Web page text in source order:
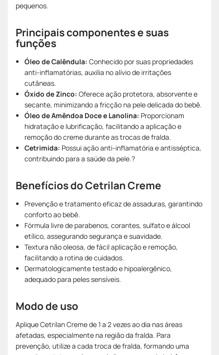
pequenos.
Principais componentes e suas
funções
Óleo de Calêndula: Conhecido por suas propriedades
anti-inflamatórias, auxilia no alívio de irritações
cutâneas.
Óxido de Zinco: Oferece ação protetora, absorvente e
secante, minimizando a fricção na pele delicada do bebê.
Óleo de Amêndoa Doce e Lanolina: Proporcionam
hidratação e lubrificação, facilitando a aplicação e
remoção do creme durante as trocas de fralda.
Cetrimida: Possui ação anti-inflamatória e antisséptica,
contribuindo para a saúde da pele.?
Benefícios do Cetrilan Creme
Prevenção e tratamento eficaz de assaduras, garantindo
conforto ao bebê.
Fórmula livre de parabenos, corantes, sulfato e álcool
etílico, assegurando segurança e suavidade.
Textura não oleosa, de fácil aplicação e remoção,
facilitando a rotina de cuidados.
Dermatologicamente testado e hipoalergênico,
adequado para peles sensíveis.
Modo de uso
Aplique Cetrilan Creme de 1 a 2 vezes ao dia nas áreas
afetadas, especialmente na região da fralda. Para
prevenção, utilize a cada troca de fralda, formando uma